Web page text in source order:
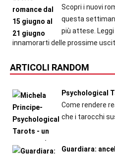
Scopri i nuovi
questa
più attese.
innamorarti delle prossime
ARTICOLI RANDOM
Psychological
Come rendere
che i tarocchi
Guardiara: